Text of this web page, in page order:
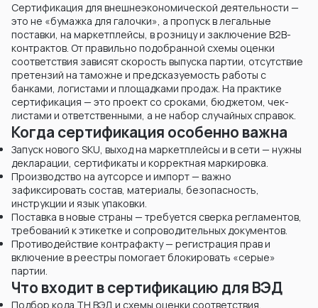
Сертификация для внешнеэкономической деятельности —
это не «бумажка для галочки», а пропуск в легальные
поставки, на маркетплейсы, в розницу и заключение B2B-
контрактов. От правильно подобранной схемы оценки
соответствия зависят скорость выпуска партии, отсутствие
претензий на таможне и предсказуемость работы с
банками, логистами и площадками продаж. На практике
сертификация — это проект со сроками, бюджетом, чек-
листами и ответственными, а не набор случайных справок.
Когда сертификация особенно важна
Запуск нового SKU, выход на маркетплейсы и в сети — нужны
декларации, сертификаты и корректная маркировка.
Производство на аутсорсе и импорт — важно
зафиксировать состав, материалы, безопасность,
инструкции и язык упаковки.
Поставка в новые страны — требуется сверка регламентов,
требований к этикетке и сопроводительных документов.
Противодействие контрафакту — регистрация прав и
включение в реестры помогает блокировать «серые»
партии.
Что входит в сертификацию для ВЭД
Подбор кода ТН ВЭД и схемы оценки соответствия.